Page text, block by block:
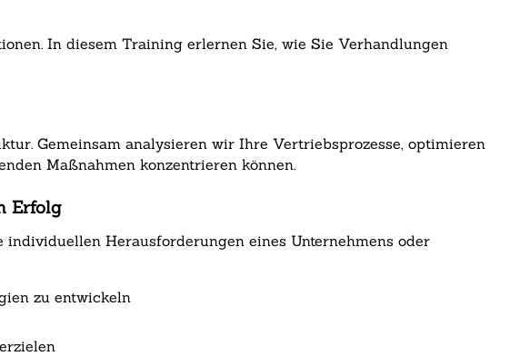
In diesem Training erlernen Sie, wie Sie Verhandlungen
Gemeinsam analysieren wir Ihre Vertriebsprozesse, optimieren
Maßnahmen konzentrieren können.
Erfolg
Herausforderungen eines Unternehmens oder
zu entwickeln